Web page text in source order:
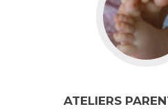
ATELIERS